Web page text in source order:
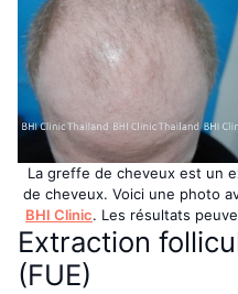
La greffe de cheveux est un
de cheveux. Voici une photo
BHI Clinic. Les résultats
Extraction
(FUE)